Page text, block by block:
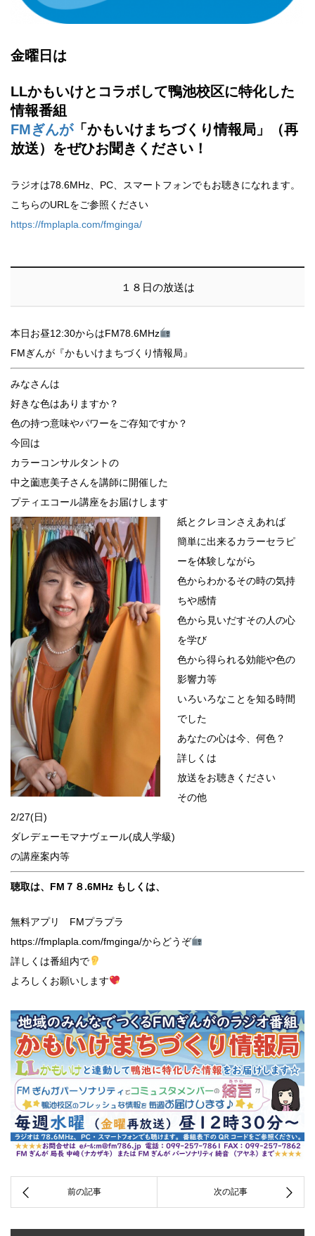
金曜日は
LLかもいけとコラボして鴨池校区に特化した
情報番組
FMぎんが「かもいけまちづくり情報局」（再
放送）をぜひお聞きください！
ラジオは78.6MHz、PC、スマートフォンでもお聴きになれます。
こちらのURLをご参照ください
https://fmplapla.com/fmginga/
１８日の放送は
本日お昼12:30からはFM78.6MHz
FMぎんが『かもいけまちづくり情報局』
みなさんは
好きな色はありますか？
色の持つ意味やパワーをご存知ですか？
今回は
カラーコンサルタントの
中之薗恵美子さんを講師に開催した
プティエコール講座をお届けします
紙とクレヨンさえあれば
簡単に出来るカラーセラピ
ーを体験しながら
色からわかるその時の気持
ちや感情
色から見いだすその人の心
を学び
色から得られる効能や色の
影響力等
いろいろなことを知る時間
でした
あなたの心は今、何色？
詳しくは
放送をお聴きください
その他
2/27(日)
ダレデェーモマナヴェール(成人学級)
の講座案内等
聴取は、FM７８.6MHz もしくは、
無料アプリ FMプラプラ
https://fmplapla.com/fmginga/からどうぞ
詳しくは番組内で
よろしくお願いします